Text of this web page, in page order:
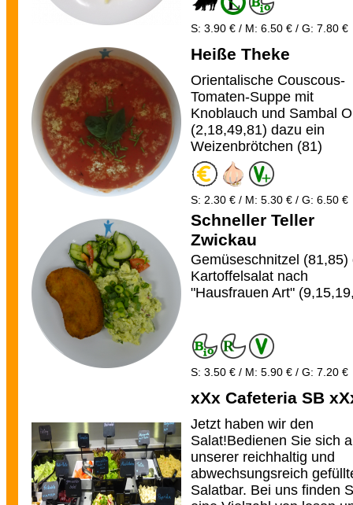
S: 3.90 € / M: 6.50 € / G: 7.80 €
Heiße Theke
Orientalische Couscous-
Tomaten-Suppe mit
Knoblauch und Sambal
(2,18,49,81) dazu ein
Weizenbrötchen (81)
S: 2.30 € / M: 5.30 € / G: 6.50 €
Schneller Teller
Zwickau
Gemüseschnitzel (81,85)
Kartoffelsalat nach
"Hausfrauen Art"
S: 3.50 € / M: 5.90 € / G: 7.20 €
xXx Cafeteria SB
Jetzt haben wir den
Salat!Bedienen Sie sich
unserer reichhaltig und
abwechsungsreich
Salatbar. Bei uns finden